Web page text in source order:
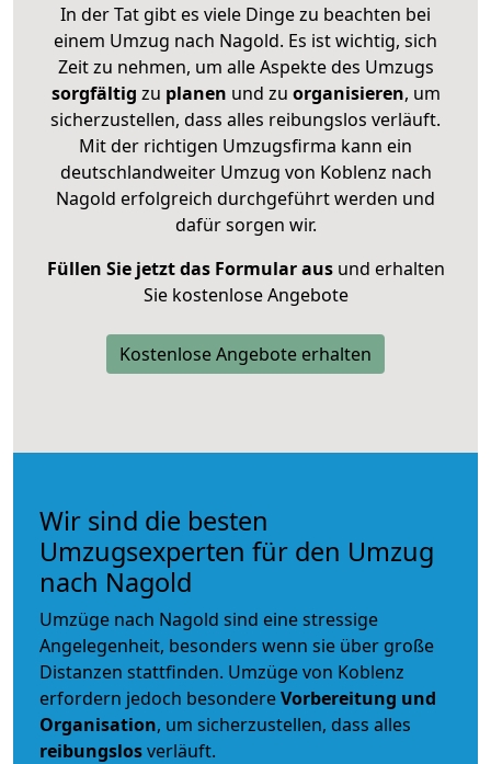
In der Tat gibt es viele Dinge zu beachten bei
einem Umzug nach Nagold. Es ist wichtig, sich
Zeit zu nehmen, um alle Aspekte des Umzugs
sorgfältig zu planen und zu organisieren, um
sicherzustellen, dass alles reibungslos verläuft.
Mit der richtigen Umzugsfirma kann ein
deutschlandweiter Umzug von Koblenz nach
Nagold erfolgreich durchgeführt werden und
dafür sorgen wir.
Füllen Sie jetzt das Formular ausund erhalten
Sie kostenlose Angebote
Kostenlose Angebote erhalten
Wir sind die besten
Umzugsexperten für den Umzug
nach Nagold
Umzüge nach Nagold sind eine stressige
Angelegenheit, besonders wenn sie über große
Distanzen stattfinden. Umzüge von Koblenz
erfordern jedoch besondereVorbereitung und
Organisation, um sicherzustellen, dass alles
reibungslosverläuft.